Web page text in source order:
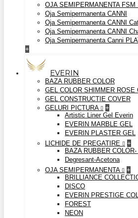
OJA SEMIPERMANENTA FSM
Oja Semipermanenta CANNI
Oja Semipermanenta CANNI
Oja Semipermanenta CANNI
Oja Semipermanenta Canni
+
EVERIN
BAZA RUBBER COLOR
GEL COLOR SHIMMER ROSE
GEL CONSTRUCTIE COVER
GELURI PICTURA
+
Artistic Liner Gel Everin
EVERIN MARBLE GEL
EVERIN PLASTER GEL
LICHIDE DE PREGATIRE
+
BAZA RUBBER
Degresant-Acetona
OJA SEMIPERMANENTA
+
BRILLIANCE
DISCO
EVERIN PRESTIGE
FOREST
NEON